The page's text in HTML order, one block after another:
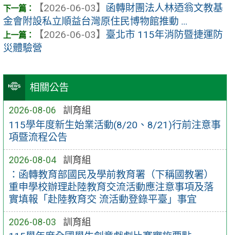
相關公告
2026-08-06 訓育組
115學年度新生始業活動(8/20、8/21)行前注意事
項暨流程公告
2026-08-04 訓育組
：函轉教育部國民及學前教育署（下稱國教署）
重申學校辦理赴陸教育交流活動應注意事項及落
實填報「赴陸教育交 流活動登錄平臺」事宜
2026-08-03 訓育組
【2026-06-03】 函轉財團法人林迺翁文教基
金會附設私立順益台灣原住民博物館推動 ...
【2026-06-03】 臺北市 115年消防暨捷運防
災體驗營